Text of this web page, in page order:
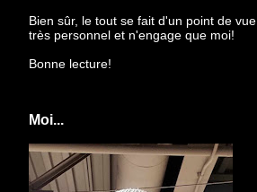
Bien sûr, le tout se fait d'un point de vue
très personnel et n'engage que moi!
Bonne lecture!
Moi...